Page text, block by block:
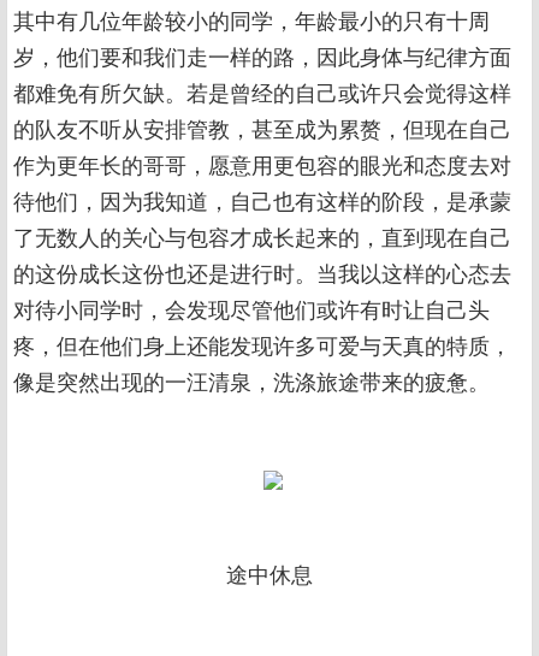
其中有几位年龄较小的同学，年龄最小的只有十周
岁，他们要和我们走一样的路，因此身体与纪律方面
都难免有所欠缺。若是曾经的自己或许只会觉得这样
的队友不听从安排管教，甚至成为累赘，但现在自己
作为更年长的哥哥，愿意用更包容的眼光和态度去对
待他们，因为我知道，自己也有这样的阶段，是承蒙
了无数人的关心与包容才成长起来的，直到现在自己
的这份成长这份也还是进行时。当我以这样的心态去
对待小同学时，会发现尽管他们或许有时让自己头
疼，但在他们身上还能发现许多可爱与天真的特质，
像是突然出现的一汪清泉，洗涤旅途带来的疲惫。
途中休息